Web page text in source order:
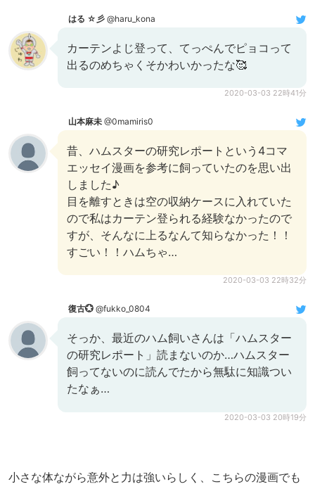
はる ☆彡 @haru_kona
カーテンよじ登って、てっぺんでピョコって
出るのめちゃくそかわいかったな🥰
2020-03-03 22時41分
山本麻未 @0mamiris0
昔、ハムスターの研究レポートという4コマ
エッセイ漫画を参考に飼っていたのを思い出
しました♪
目を離すときは空の収納ケースに入れていた
ので私はカーテン登られる経験なかったので
すが、そんなに上るなんて知らなかった！！
すごい！！ハムちゃ…
2020-03-03 22時32分
復古💮 @fukko_0804
そっか、最近のハム飼いさんは「ハムスター
の研究レポート」読まないのか…ハムスター
飼ってないのに読んでたから無駄に知識つい
たなぁ…
2020-03-03 20時19分
小さな体ながら意外と力は強いらしく、こちらの漫画でも